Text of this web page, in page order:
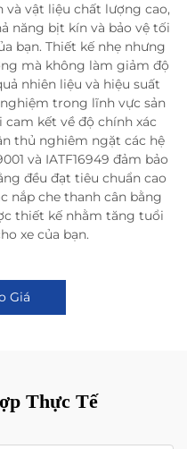
vật liệu chất lượng cao,
năng bịt kín và bảo vệ tối
bạn. Thiết kế nhẹ nhưng
mà không làm giảm độ
nhiên liệu và hiệu suất
trong lĩnh vực sản
kết về độ chính xác
thủ nghiêm ngặt các hệ
và IATF16949 đảm bảo
đều đạt tiêu chuẩn cao
nắp che thanh cân bằng
thiết kế nhằm tăng tuổi
xe của bạn.
Giá
Thực Tế